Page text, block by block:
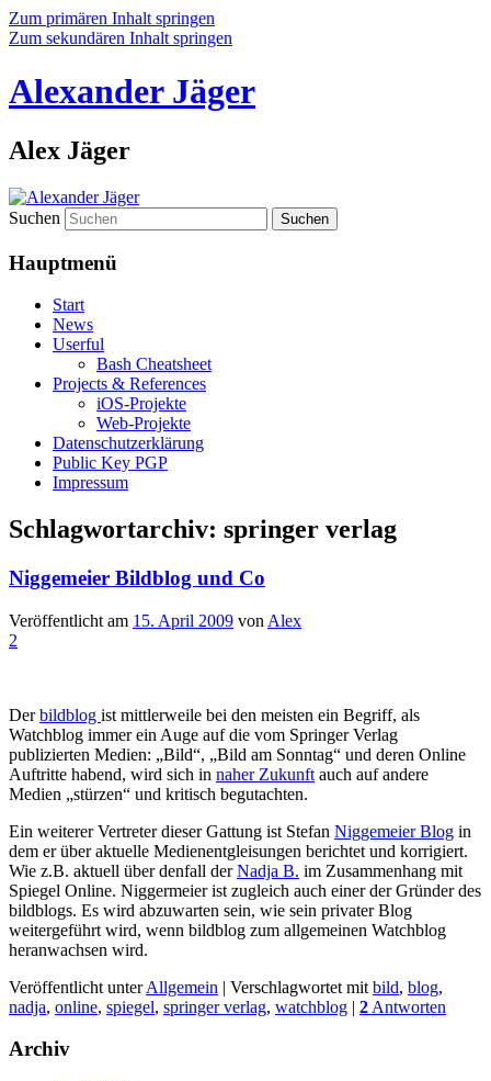
Zum primären Inhalt springen
Zum sekundären Inhalt springen
Alexander Jäger
Alex Jäger
Suchen
Hauptmenü
Start
News
Userful
Bash Cheatsheet
Projects & References
iOS-Projekte
Web-Projekte
Datenschutzerklärung
Public Key PGP
Impressum
Schlagwortarchiv: springer verlag
Niggemeier Bildblog und Co
Veröffentlicht am 15. April 2009 von Alex
2
Derbildblog ist mittlerweile bei den meisten ein Begriff, als
Watchblog immer ein Auge auf die vom Springer Verlag
publizierten Medien: „Bild“, „Bild am Sonntag“ und deren Online
Auftritte habend, wird sich in naher Zukunft auch auf andere
Medien „stürzen“ und kritisch begutachten.
Ein weiterer Vertreter dieser Gattung ist Stefan Niggemeier Blog in
dem er über aktuelle Medienentgleisungen berichtet und korrigiert.
Wie z.B. aktuell über denfall derNadja B. im Zusammenhang mit
Spiegel Online. Niggermeier ist zugleich auch einer der Gründer des
bildblogs. Es wird abzuwarten sein, wie sein privater Blog
weitergeführt wird, wenn bildblog zum allgemeinen Watchblog
heranwachsen wird.
Veröffentlicht unter Allgemein | Verschlagwortet mit bild, blog,
nadja, online, spiegel, springer verlag, watchblog | 2 Antworten
Archiv